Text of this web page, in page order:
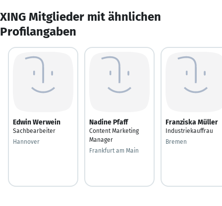
XING Mitglieder mit ähnlichen
Profilangaben
Edwin Werwein
Sachbearbeiter
Hannover
Nadine Pfaff
Content Marketing
Manager
Frankfurt am Main
Franziska Müller
Industriekauffrau
Bremen